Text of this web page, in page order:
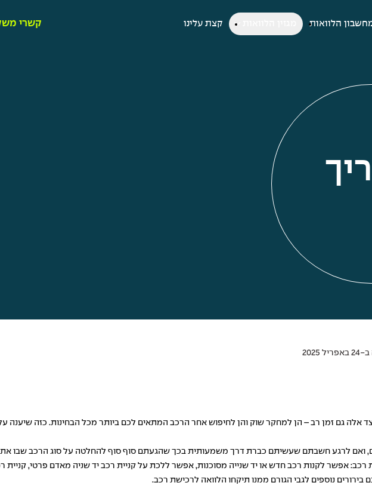
הלוואות קצת עלינו קשרי
2025
אלה גם זמן רב – הן למחקר שוק והן לחיפוש אחר הרכב המתאים לכם ביותר מכל הבחינות. כזה שיענה
לרגע חשבתם שעשיתם כברת דרך משמעותית בכך שהגעתם סוף סוף להחלטה על סוג הרכב שבו אתם
אפשר לקנות רכב חדש או יד שנייה מסוכנות, אפשר ללכת על קניית רכב יד שניה מאדם פרטי, קניית
בירורים נוספים לגבי הגורם ממנו תיקחו הלוואה לרכישת רכב.